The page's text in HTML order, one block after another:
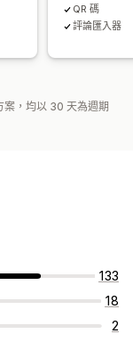
QR 碼
評論匯入器
案，均以 30 天為週期
133
18
2